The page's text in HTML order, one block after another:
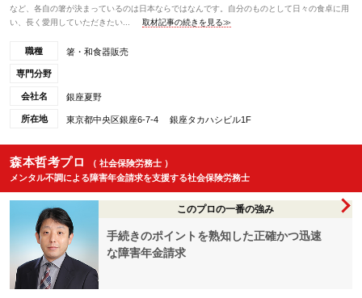
など、各自の箸が決まっているのは日本ならではなんです。自分のものとして日々の食卓に用
い、長く愛用していただきたい...
取材記事の続きを見る≫
職種 箸・和食器販売
専門分野
会社名 銀座夏野
所在地 東京都中央区銀座6-7-4 銀座タカハシビル1F
森本哲考プロ
（ 社会保険労務士 ）
メンタル不調による障害年金請求を支援する社会保険労務士
このプロの一番の強み
手続きのポイントを熟知した正確かつ迅速
な障害年金請求